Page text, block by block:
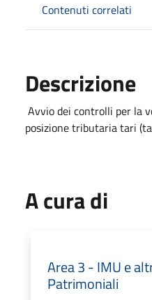
Contenuti correlati
Descrizione
Avvio dei controlli per la
posizione tributaria tari
A cura di
Area 3 - IMU e
Patrimoniali